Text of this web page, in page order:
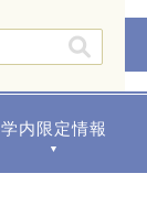
学内限定情報
▼